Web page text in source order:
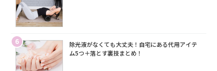
6
除光液がなくても大丈夫！自宅にある代用アイテ
ム5つ＋落とす裏技まとめ！